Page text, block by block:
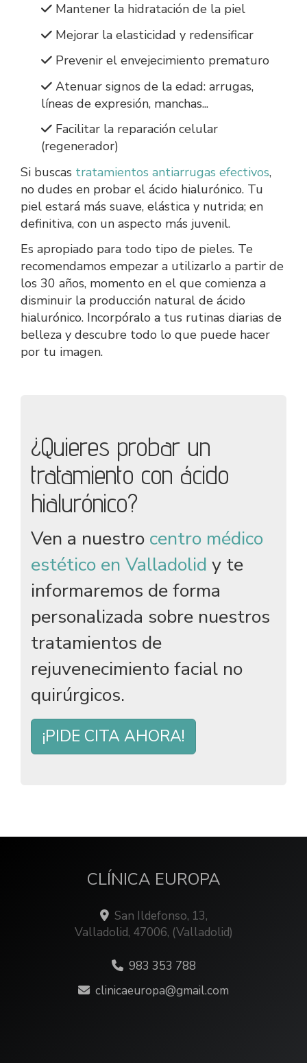
Mantener la hidratación de la piel
Mejorar la elasticidad y redensificar
Prevenir el envejecimiento prematuro
Atenuar signos de la edad: arrugas,
líneas de expresión, manchas...
Facilitar la reparación celular
(regenerador)
Si buscas tratamientos antiarrugas efectivos,
no dudes en probar el ácido hialurónico. Tu
piel estará más suave, elástica y nutrida; en
definitiva, con un aspecto más juvenil.
Es apropiado para todo tipo de pieles. Te
recomendamos empezar a utilizarlo a partir de
los 30 años, momento en el que comienza a
disminuir la producción natural de ácido
hialurónico. Incorpóralo a tus rutinas diarias de
belleza y descubre todo lo que puede hacer
por tu imagen.
¿Quieres probar un
tratamiento con ácido
hialurónico?
jumbotron
Ven a nuestro centro médico
estético en Valladolid y te
informaremos de forma
personalizada sobre nuestros
tratamientos de
rejuvenecimiento facial no
quirúrgicos.
¡PIDE CITA AHORA!
CLÍNICA EUROPA
San Ildefonso, 13,
Valladolid, 47006, (Valladolid)
983 353 788
clinicaeuropa
gmail.com